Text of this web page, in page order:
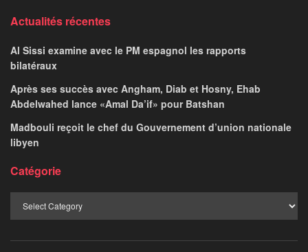
Actualités récentes
Al Sissi examine avec le PM espagnol les rapports
bilatéraux
Après ses succès avec Angham, Diab et Hosny, Ehab
Abdelwahed lance «Amal Da’if» pour Batshan
Madbouli reçoit le chef du Gouvernement d’union nationale
libyen
Catégorie